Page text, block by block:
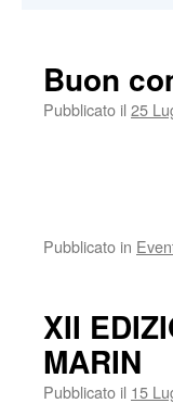
Buon
Pubblicato il 25
Pubblicato in
XII
MARIN
Pubblicato il 15